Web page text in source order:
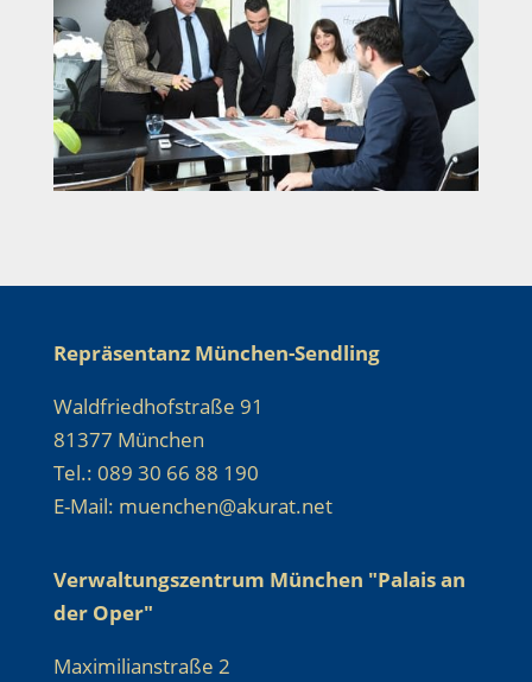
Repräsentanz München-Sendling
Waldfriedhofstraße 91
81377 München
Tel.: 089 30 66 88 190
E-Mail: muenchen@akurat.net
Verwaltungszentrum München "Palais an
der Oper"
Maximilianstraße 2